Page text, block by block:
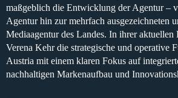
maßgeblich die Entwicklung der Agentur –
Agentur hin zur mehrfach ausgezeichneten
Mediaagentur des Landes. In ihrer
Verena Kehr die strategische und operative
Austria mit einem klaren Fokus auf
nachhaltigen Markenaufbau und